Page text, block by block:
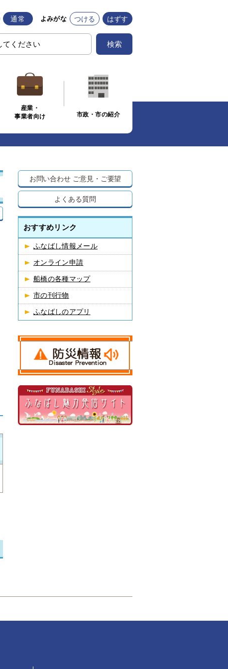
通常 よみがな つける はずす
検索
産業・
事業者向け
市政・市の紹介
お問い合わせ ご意見・ご要望
よくある質問
おすすめリンク
ふなばし情報メール
オンライン申請
船橋の各種マップ
市の刊行物
ふなばしのアプリ